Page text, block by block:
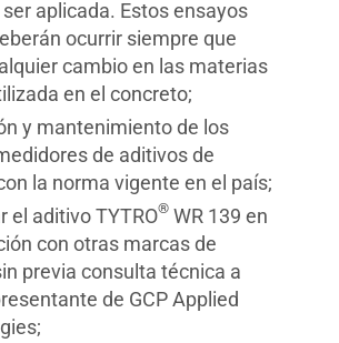
aplicada. Estos ensayos
ocurrir siempre que
cambio en las materias
en el concreto;
y mantenimiento de los
de aditivos de
la norma vigente en el país;
el aditivo TYTRO® WR 139 en
con otras marcas de
previa consulta técnica a
de GCP Applied